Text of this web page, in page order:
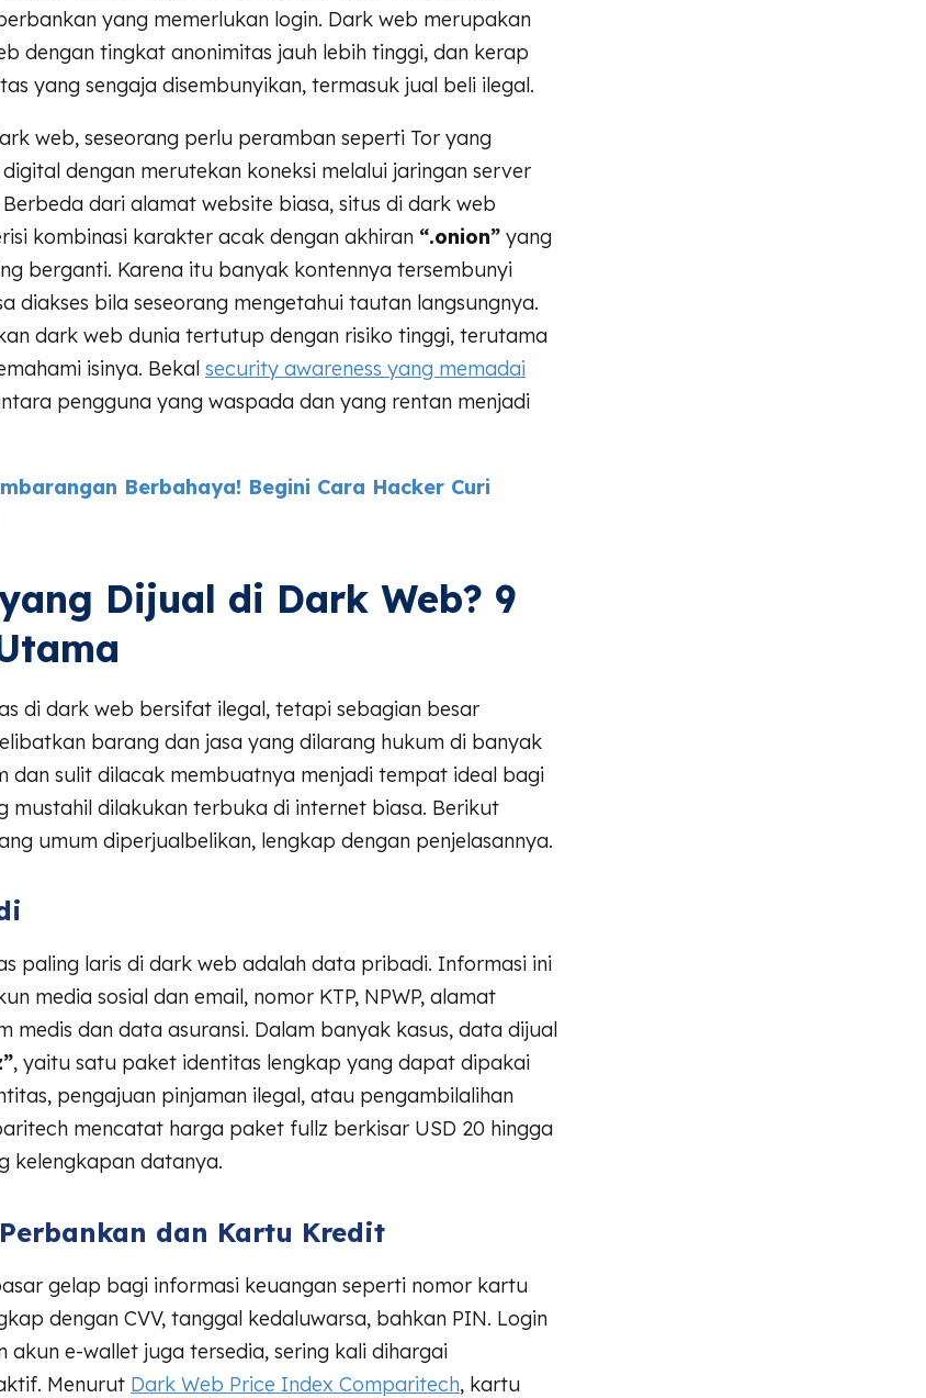
yang memerlukan login. Dark web merupakan
dengan tingkat anonimitas jauh lebih tinggi, dan kerap
yang sengaja disembunyikan, termasuk jual beli ilegal.
web, seseorang perlu peramban seperti Tor yang
dengan merutekan koneksi melalui jaringan server
dari alamat website biasa, situs di dark web
kombinasi karakter acak dengan akhiran “.onion” yang
berganti. Karena itu banyak kontennya tersembunyi
diakses bila seseorang mengetahui tautan langsungnya.
dark web dunia tertutup dengan risiko tinggi, terutama
isinya. Bekal security awareness yang memadai
pengguna yang waspada dan yang rentan menjadi
Berbahaya! Begini Cara Hacker Curi
Dijual di Dark Web? 9
di dark web bersifat ilegal, tetapi sebagian besar
barang dan jasa yang dilarang hukum di banyak
dan sulit dilacak membuatnya menjadi tempat ideal bagi
mustahil dilakukan terbuka di internet biasa. Berikut
umum diperjualbelikan, lengkap dengan penjelasannya.
paling laris di dark web adalah data pribadi. Informasi ini
media sosial dan email, nomor KTP, NPWP, alamat
medis dan data asuransi. Dalam banyak kasus, data dijual
, yaitu satu paket identitas lengkap yang dapat dipakai
pengajuan pinjaman ilegal, atau pengambilalihan
mencatat harga paket fullz berkisar USD 20 hingga
kelengkapan datanya.
dan Kartu Kredit
gelap bagi informasi keuangan seperti nomor kartu
dengan CVV, tanggal kedaluwarsa, bahkan PIN. Login
akun e-wallet juga tersedia, sering kali dihargai
Menurut Dark Web Price Index Comparitech, kartu